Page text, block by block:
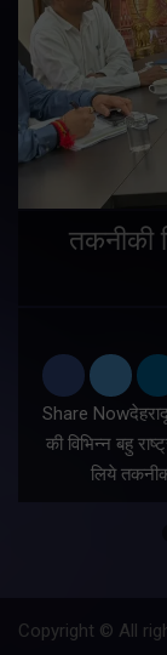
तकनीकी
Share
की विभिन्न बहु
लिये